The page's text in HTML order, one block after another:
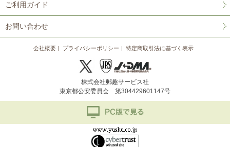
ご利用ガイド
お問い合わせ
会社概要 プライバシーポリシー 特定商取引法に基づく表示
株式会社郵趣サービス社
東京都公安委員会 第304429601147号